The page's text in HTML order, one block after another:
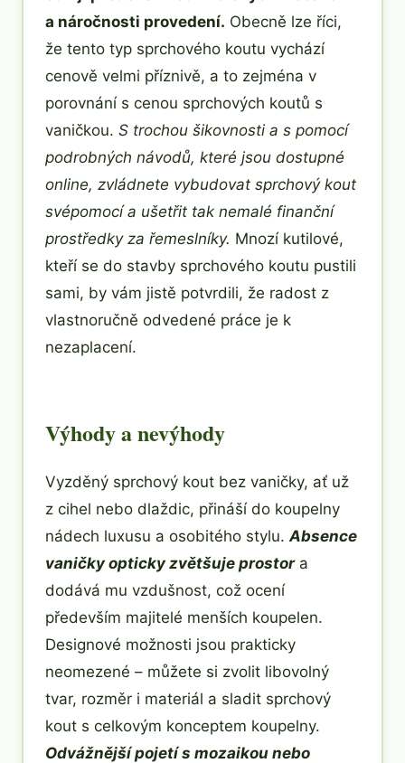
a náročnosti provedení. Obecně lze říci,
že tento typ sprchového koutu vychází
cenově velmi příznivě, a to zejména v
porovnání s cenou sprchových koutů s
vaničkou. S trochou šikovnosti a s pomocí
podrobných návodů, které jsou dostupné
online, zvládnete vybudovat sprchový kout
svépomocí a ušetřit tak nemalé finanční
prostředky za řemeslníky. Mnozí kutilové,
kteří se do stavby sprchového koutu pustili
sami, by vám jistě potvrdili, že radost z
vlastnoručně odvedené práce je k
nezaplacení.
Výhody a nevýhody
Vyzděný sprchový kout bez vaničky, ať už
z cihel nebo dlaždic, přináší do koupelny
nádech luxusu a osobitého stylu.Absence
vaničky opticky zvětšuje prostora
dodává mu vzdušnost, což ocení
především majitelé menších koupelen.
Designové možnosti jsou prakticky
neomezené – můžete si zvolit libovolný
tvar, rozměr i materiál a sladit sprchový
kout s celkovým konceptem koupelny.
Odvážnější pojetí s mozaikou nebo